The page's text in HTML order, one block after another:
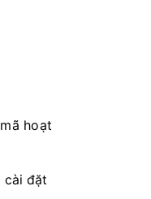
hoạt
cài đặt